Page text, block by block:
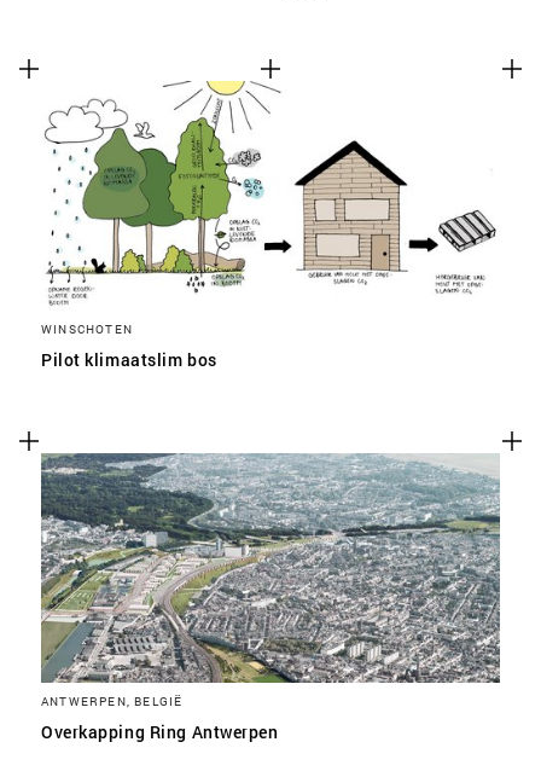
WINSCHOTEN
Pilot klimaatslim bos
ANTWERPEN, BELGIË
Overkapping Ring Antwerpen